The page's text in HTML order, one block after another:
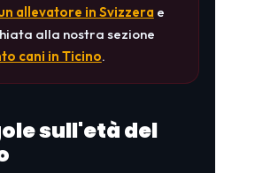
allevatore in Svizzera e
alla nostra sezione
cani in Ticino.
sull'età del